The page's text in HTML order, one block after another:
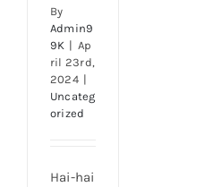
By
Admin9
9K | Ap
ril 23rd,
2024 |
Uncateg
orized
Hai-hai